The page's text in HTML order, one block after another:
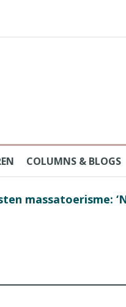
COLUMNS & BLOGS